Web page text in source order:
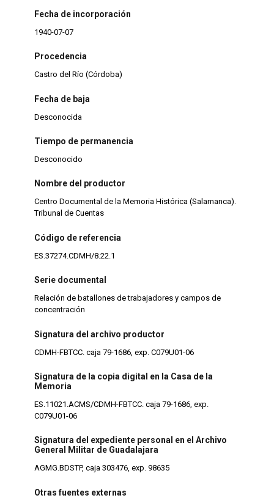
Fecha de incorporación
1940-07-07
Procedencia
Castro del Río (Córdoba)
Fecha de baja
Desconocida
Tiempo de permanencia
Desconocido
Nombre del productor
Centro Documental de la Memoria Histórica (Salamanca).
Tribunal de Cuentas
Código de referencia
ES.37274.CDMH/8.22.1
Serie documental
Relación de batallones de trabajadores y campos de
concentración
Signatura del archivo productor
CDMH-FBTCC. caja 79-1686, exp. C079U01-06
Signatura de la copia digital en la Casa de la
Memoria
ES.11021.ACMS/CDMH-FBTCC. caja 79-1686, exp.
C079U01-06
Signatura del expediente personal en el Archivo
General Militar de Guadalajara
AGMG.BDSTP, caja 303476, exp. 98635
Otras fuentes externas